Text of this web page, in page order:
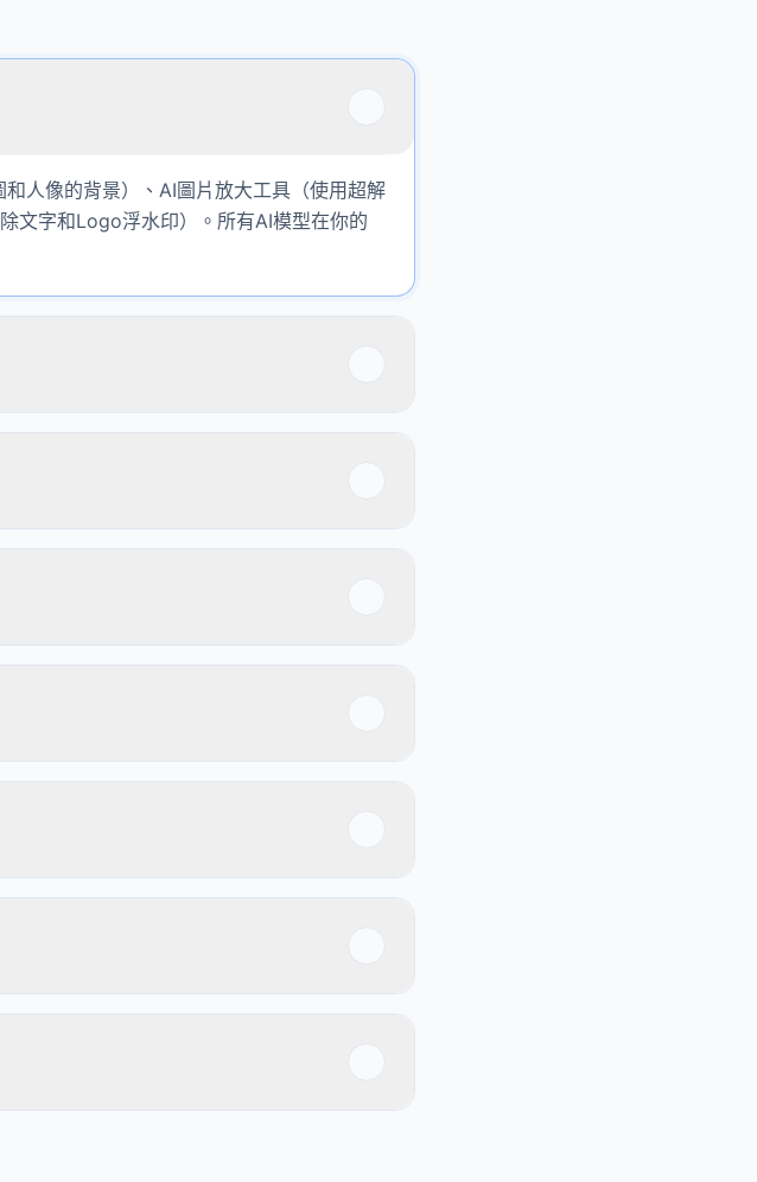
人像的背景）、AI圖片放大工具（使用超解
文字和Logo浮水印）。所有AI模型在你的